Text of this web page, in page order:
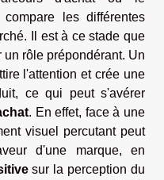
les différentes
Il est à ce stade que
un rôle prépondérant. Un
l'attention et crée une
ce qui peut s'avérer
. En effet, face à une
visuel percutant peut
d'une marque, en
sur la perception du